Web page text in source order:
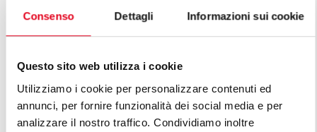
Consenso Dettagli Informazioni sui cookie
Questo sito web utilizza i cookie
Utilizziamo i cookie per personalizzare contenuti ed
annunci, per fornire funzionalità dei social media e per
analizzare il nostro traffico. Condividiamo inoltre
FORNEAU